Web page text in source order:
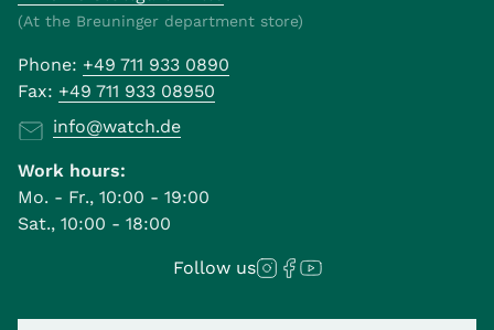
(At the Breuninger department store)
Phone: +49 711 933 0890
Fax: +49 711 933 08950
info@watch.de
Work hours:
Mo. - Fr., 10:00 - 19:00
Sat., 10:00 - 18:00
Follow us